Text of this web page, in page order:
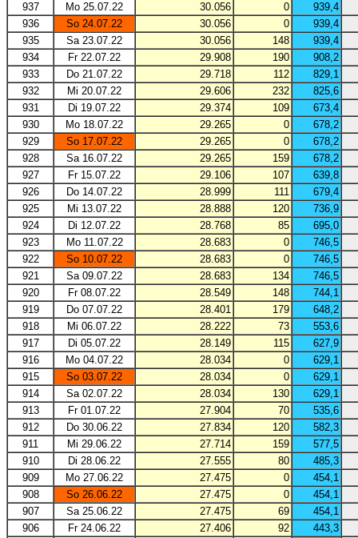
937
Mo 25.07.22 30.056 0
939,4
936
So 24.07.22 30.056 0
939,4
935
Sa 23.07.22 30.056 148
939,4
934
Fr 22.07.22 29.908 190
908,2
933
Do 21.07.22 29.718 112
829,1
932
Mi 20.07.22 29.606 232
825,6
931
Di 19.07.22 29.374 109
673,4
930
Mo 18.07.22 29.265 0
678,2
929
So 17.07.22 29.265 0
678,2
928
Sa 16.07.22 29.265 159
678,2
927
Fr 15.07.22 29.106 107
639,8
926
Do 14.07.22 28.999 111
679,4
925
Mi 13.07.22 28.888 120
736,9
924
Di 12.07.22 28.768 85
695,0
923
Mo 11.07.22 28.683 0
746,5
922
So 10.07.22 28.683 0
746,5
921
Sa 09.07.22 28.683 134
746,5
920
Fr 08.07.22 28.549 148
744,1
919
Do 07.07.22 28.401 179
648,2
918
Mi 06.07.22 28.222 73
553,6
917
Di 05.07.22 28.149 115
627,9
916
Mo 04.07.22 28.034 0
629,1
915
So 03.07.22 28.034 0
629,1
914
Sa 02.07.22 28.034 130
629,1
913
Fr 01.07.22 27.904 70
535,6
912
Do 30.06.22 27.834 120
582,3
911
Mi 29.06.22 27.714 159
577,5
910
Di 28.06.22 27.555 80
485,3
909
Mo 27.06.22 27.475 0
454,1
908
So 26.06.22 27.475 0
454,1
907
Sa 25.06.22 27.475 69
454,1
906
Fr 24.06.22 27.406 92
443,3